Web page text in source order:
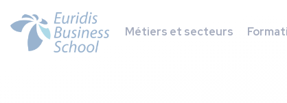
Métiers et secteurs